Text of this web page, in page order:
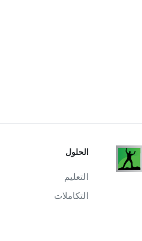
الحلول
التعليم
التكاملات